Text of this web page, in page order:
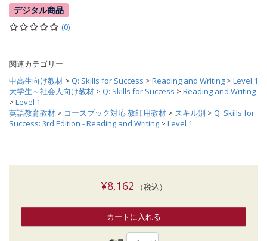
デジタル商品
(0)
関連カテゴリー
中高生向け教材 > Q: Skills for Success > Reading and Writing > Level 1
大学生～社会人向け教材 > Q: Skills for Success > Reading and Writing
> Level 1
英語教育教材 > コースブック対応 教師用教材 > スキル別 > Q: Skills for
Success: 3rd Edition - Reading and Writing > Level 1
¥8,162 （税込）
カートに入れる